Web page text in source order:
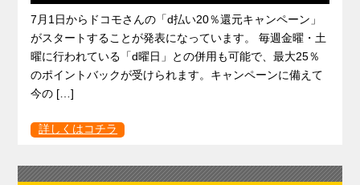
7月1日からドコモさんの「d払い20％還元キャンペーン」
がスタートすることが発表になっています。 毎週金曜・土
曜に行われている「d曜日」との併用も可能で、最大25％
のポイントバックが受けられます。キャンペーンに備えて
今の […]
詳しくはコチラ